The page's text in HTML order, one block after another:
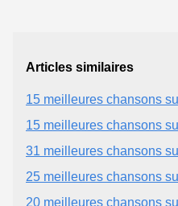
Articles similaires
15 meilleures chansons
15 meilleures chansons
31 meilleures chansons
25 meilleures chansons
20 meilleures chansons